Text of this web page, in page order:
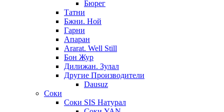
Бюрег
Татни
Бжни. Ной
Гарни
Апаран
Ararat. Well Still
Бон Жур
Дилижан. Зулал
Другие Производители
Dausuz
Соки
Соки SIS Натурал